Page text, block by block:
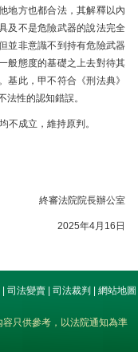
地方也都合法，其解釋以內
及不是危險武器的說法完全
並非意識不到持有危險武器
般態度的基礎之上去對待其
基此，甲不符合《刑法典》
性的認知錯誤。
成立，維持原判。
終審法院院長辦公室
2025年4月16日
司法變賣 司法裁判
網站地圖
容只供參考，以法院通知為準